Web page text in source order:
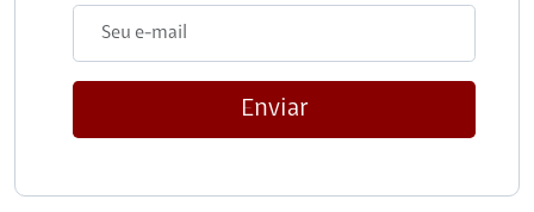
Enviar